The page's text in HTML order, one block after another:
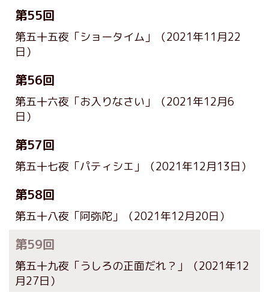
第55回
第五十五夜「ショータイム」
（2021年11月22
日）
第56回
第五十六夜「お入りなさい」
（2021年12月6
日）
第57回
第五十七夜「パティシエ」 （2021年12月13日）
第58回
第五十八夜「阿弥陀」 （2021年12月20日）
第59回
第五十九夜「うしろの正面だれ？」
（2021年12
月27日）